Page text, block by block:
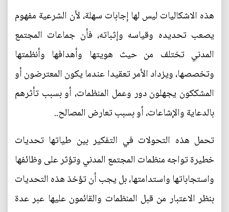
هذه الاشكاليات ليس لها إجابات سهلة، لأن الشرعية مفهوم
يصعب تحديده وقياسه وإثباته، فأن جماعات المجتمع
المدني تختلف من حيث هويتها وأهدافها وأنظمتها
وتخصصها، ويزداد الأمر تعقيدا عندما يكون المعترضون أو
المشككون يجهلون دور وعمل المنظمات، أو بسبب تأثرهم
بالدعاية والإشاعات، أو بسبب تعارض المصالح..
تحمل هذه التحولات في التفكير بين طياتها تحديات
خطيرة تواجه منظمات المجتمع المدني وتؤثر على وظائفها
واستجاباتها واستدامتها، بل يجب أن تؤخذ هذه التحديات
بنظر الاعتبار من قبل المنظمات والقائمون عليها عبر عدة